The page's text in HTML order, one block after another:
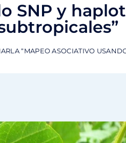
SNP y
“MAPEO ASOCIATIVO